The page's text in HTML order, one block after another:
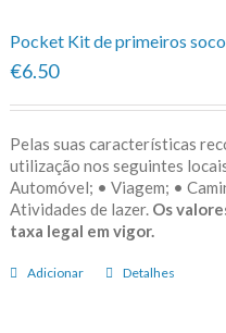
Pocket Kit de primeiros
€6.50
Pelas suas características
utilização nos seguintes
Automóvel; • Viagem; •
Atividades de lazer. Os
taxa legal em vigor.
Adicionar Detalhes